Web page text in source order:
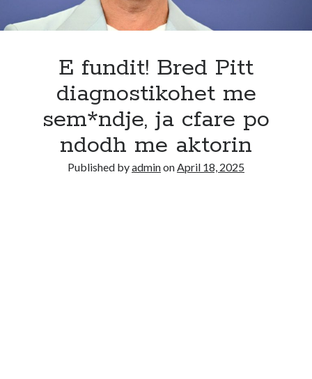
E fundit! Bred Pitt
diagnostikohet me
sem*ndje, ja cfare po
ndodh me aktorin
Published byadminonApril 18, 2025